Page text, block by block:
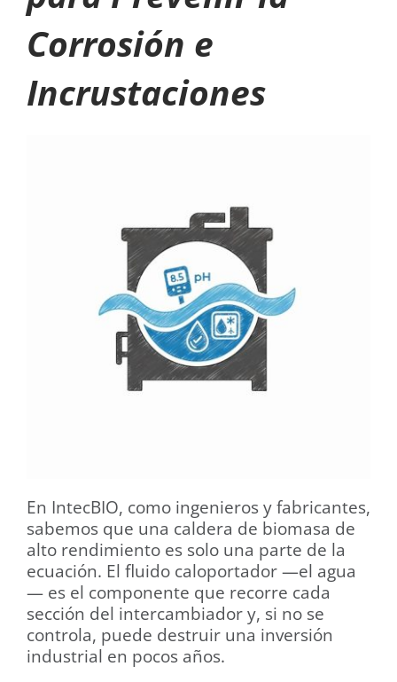
Corrosión e
Incrustaciones
En IntecBIO, como ingenieros y fabricantes,
sabemos que una caldera de biomasa de
alto rendimiento es solo una parte de la
ecuación. El fluido caloportador —el agua
— es el componente que recorre cada
sección del intercambiador y, si no se
controla, puede destruir una inversión
industrial en pocos años.